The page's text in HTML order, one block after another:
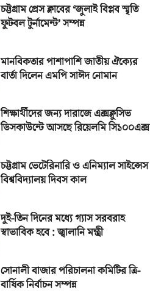
চট্টগ্রাম প্রেস ক্লাবের ‘জুলাই বিপ্লব স্মৃতি
ফুটবল টুর্নামেন্ট’ সম্পন্ন
মানবিকতার পাশাপাশি জাতীয় ঐক্যের
বার্তা দিলেন এমপি সাঈদ নোমান
শিক্ষার্থীদের জন্য দারাজে এক্সক্লুসিভ
ডিসকাউন্টে আসছে রিয়েলমি সি১০০এক্স
চট্টগ্রাম ভেটেরিনারি ও এনিম্যাল সাইন্সেস
বিশ্ববিদ্যালয় দিবস কাল
দুই-তিন দিনের মধ্যে গ্যাস সরবরাহ
স্বাভাবিক হবে : জ্বালানি মন্ত্রী
সোনালী বাজার পরিচালনা কমিটির ত্রি-
বার্ষিক নির্বাচন সম্পন্ন